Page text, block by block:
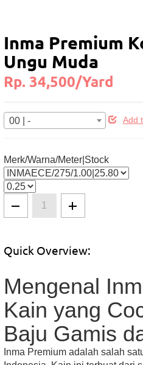
Inma Premium
Ungu Muda
Rp. 34,500/Yard
00 | - Add
Merk/Warna/Meter|Stock
Quick Overview:
Mengenal
Kain yang
Baju Gamis
Inma Premium adalah salah